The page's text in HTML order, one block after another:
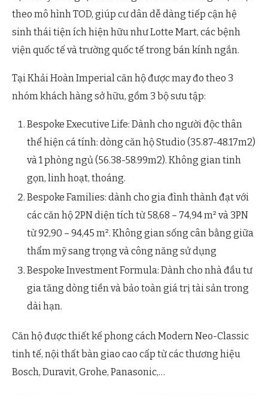
theo mô hình TOD, giúp cư dân dễ dàng tiếp cận hệ
sinh thái tiện ích hiện hữu như Lotte Mart, các bệnh
viện quốc tế và trường quốc tế trong bán kính ngắn.
Tại Khải Hoàn Imperial căn hộ được may đo theo 3
nhóm khách hàng sở hữu, gồm 3 bộ sưu tập:
Bespoke Executive Life: Dành cho người độc thân
thể hiện cá tính: dòng căn hộ Studio (35.87-48.17m2)
và 1 phòng ngủ (56.38-58.99m2). Không gian tinh
gọn, linh hoạt, thoáng.
Bespoke Families: dành cho gia đình thành đạt với
các căn hộ 2PN diện tích từ 58,68 – 74,94 m² và 3PN
từ 92,90 – 94,45 m². Không gian sống cân bằng giữa
thẩm mỹ sang trọng và công năng sử dụng
Bespoke Investment Formula: Dành cho nhà đầu tư
gia tăng dòng tiền và bảo toàn giá trị tài sản trong
dài hạn.
Căn hộ được thiết kế phong cách Modern Neo-Classic
tinh tế, nội thất bàn giao cao cấp từ các thương hiệu
Bosch, Duravit, Grohe, Panasonic,…